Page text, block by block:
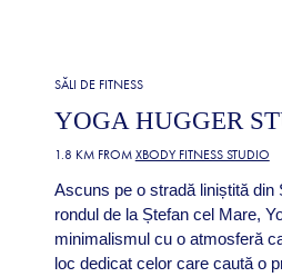
SĂLI DE FITNESS
YOGA HUGGER
1.8 KM FROM XBODY FITNESS STUDIO
Ascuns pe o stradă liniștită din
rondul de la Ștefan cel Mare,
minimalismul cu o atmosferă
loc dedicat celor care caută o